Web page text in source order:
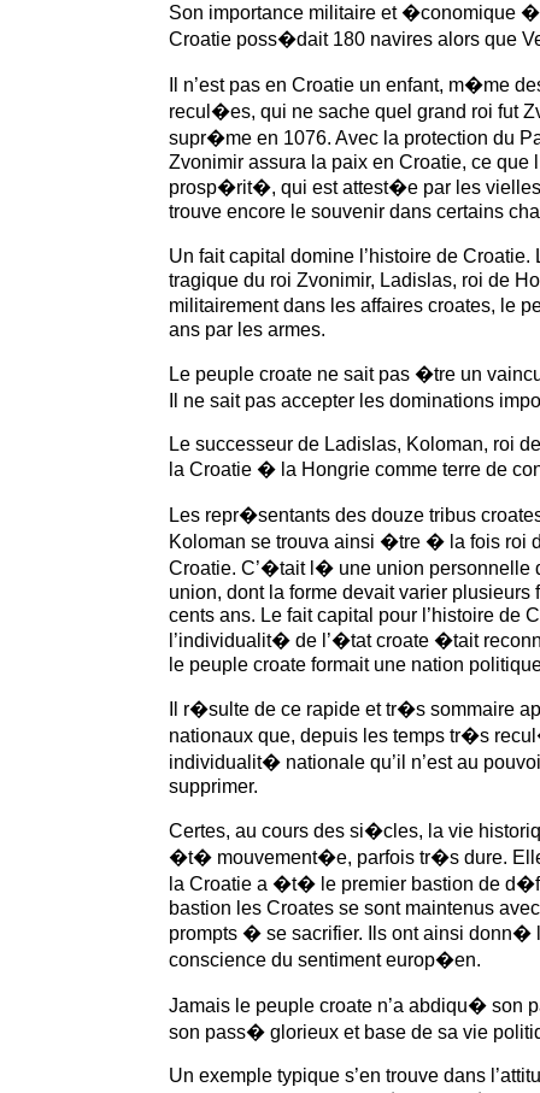
Son importance militaire et �conomique
Croatie poss�dait 180 navires alors que
Il n’est pas en Croatie un enfant, m�me
recul�es, qui ne sache quel grand roi fut
supr�me en 1076. Avec la protection du
Zvonimir assura la paix en Croatie, ce que
prosp�rit�, qui est attest�e par les
trouve encore le souvenir dans certains
Un fait capital domine l’histoire de
tragique du roi Zvonimir, Ladislas, roi de
militairement dans les affaires croates, le
ans par les armes.
Le peuple croate ne sait pas �tre un
Il ne sait pas accepter les dominations
Le successeur de Ladislas, Koloman, roi
la Croatie � la Hongrie comme terre de
Les repr�sentants des douze tribus
Koloman se trouva ainsi �tre � la fois roi
Croatie. C’�tait l� une union personnelle
union, dont la forme devait varier plusieurs
cents ans. Le fait capital pour l’histoire de
l’individualit� de l’�tat croate �tait
le peuple croate formait une nation
Il r�sulte de ce rapide et tr�s sommaire
nationaux que, depuis les temps tr�s
individualit� nationale qu’il n’est au
supprimer.
Certes, au cours des si�cles, la vie
�t� mouvement�e, parfois tr�s dure.
la Croatie a �t� le premier bastion de
bastion les Croates se sont maintenus
prompts � se sacrifier. Ils ont ainsi donn�
conscience du sentiment europ�en.
Jamais le peuple croate n’a abdiqu� son
son pass� glorieux et base de sa vie
Un exemple typique s’en trouve dans